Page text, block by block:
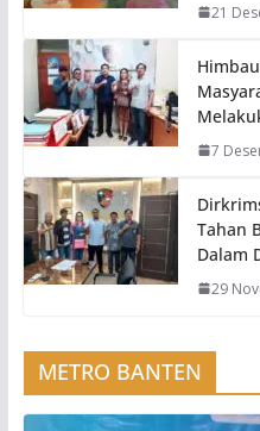
21
7
Tahan
Dalam
29
METRO BANTEN